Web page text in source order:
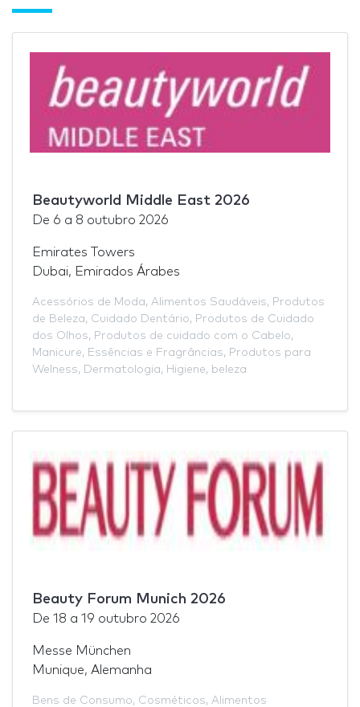
Beautyworld Middle East 2026
De 6 a 8 outubro 2026
Emirates Towers
Dubai, Emirados Árabes
Acessórios de Moda, Alimentos Saudáveis, Produtos
de Beleza, Cuidado Dentário, Produtos de Cuidado
dos Olhos, Produtos de cuidado com o Cabelo,
Manicure, Essências e Fragrâncias, Produtos para
Welness, Dermatologia, Higiene, beleza
Beauty Forum Munich 2026
De 18 a 19 outubro 2026
Messe München
Munique, Alemanha
Bens de Consumo, Cosméticos, Alimentos